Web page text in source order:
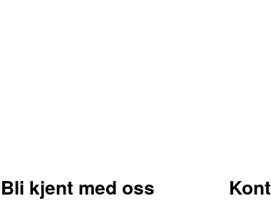
Bli kjent med oss